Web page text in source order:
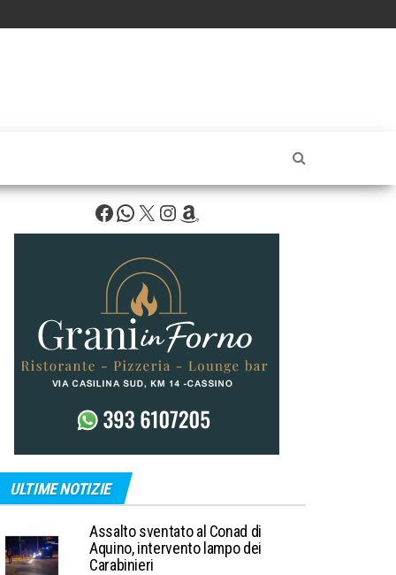
Facebook
WhatsApp
X Instagram
Amazon
ULTIME NOTIZIE
Assalto sventato al Conad di
Aquino, intervento lampo dei
Carabinieri